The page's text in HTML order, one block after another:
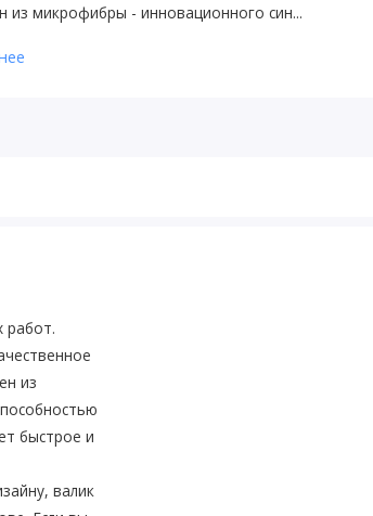
из микрофибры - инновационного син...
работ.
из
быстрое и
валик